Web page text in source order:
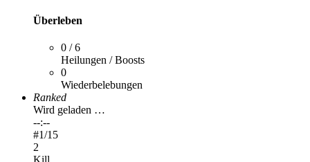
Überleben
0 / 6
Heilungen / Boosts
0
Wiederbelebungen
Ranked
Wird geladen …
--:--
#1/15
2